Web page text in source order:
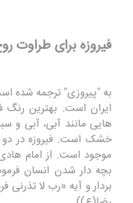
فیروزه برای طراوت
به "پیروزی" ترجمه شده
ایران است. بهترین
هایی مانند آبی، آبی و
خشک است. فیروزه در
موجود است. از امام
بچه دار شدن انسان
بردار و آیه «رب لا تذرنی